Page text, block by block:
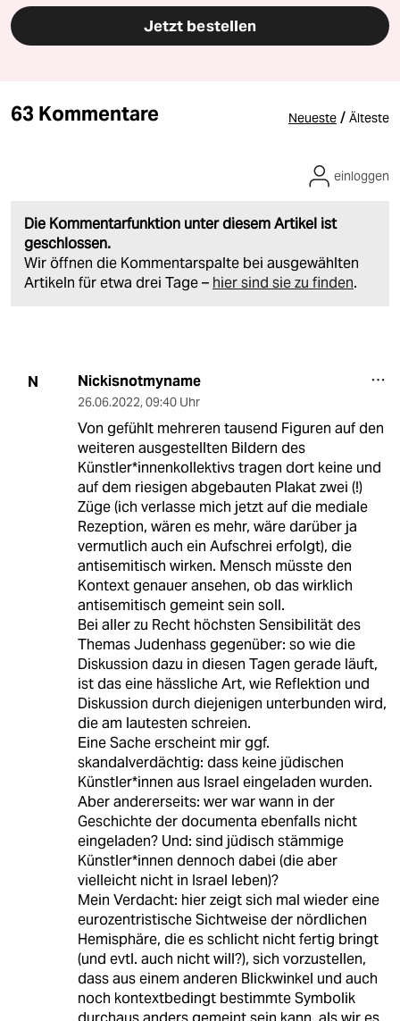
Jetzt bestellen
63 Kommentare Neueste / Älteste
Die Kommentarfunktion unter diesem Artikel ist
geschlossen.
Wir öffnen die Kommentarspalte bei ausgewählten
Artikeln für etwa drei Tage – hier sind sie zu finden.
einloggen
N Nickisnotmyname
26.06.2022, 09:40 Uhr
Von gefühlt mehreren tausend Figuren auf den
weiteren ausgestellten Bildern des
Künstler*innenkollektivs tragen dort keine und
auf dem riesigen abgebauten Plakat zwei (!)
Züge (ich verlasse mich jetzt auf die mediale
Rezeption, wären es mehr, wäre darüber ja
vermutlich auch ein Aufschrei erfolgt), die
antisemitisch wirken. Mensch müsste den
Kontext genauer ansehen, ob das wirklich
antisemitisch gemeint sein soll.
Bei aller zu Recht höchsten Sensibilität des
Themas Judenhass gegenüber: so wie die
Diskussion dazu in diesen Tagen gerade läuft,
ist das eine hässliche Art, wie Reflektion und
Diskussion durch diejenigen unterbunden wird,
die am lautesten schreien.
Eine Sache erscheint mir ggf.
skandalverdächtig: dass keine jüdischen
Künstler*innen aus Israel eingeladen wurden.
Aber andererseits: wer war wann in der
Geschichte der documenta ebenfalls nicht
eingeladen? Und: sind jüdisch stämmige
Künstler*innen dennoch dabei (die aber
vielleicht nicht in Israel leben)?
Mein Verdacht: hier zeigt sich mal wieder eine
eurozentristische Sichtweise der nördlichen
Hemisphäre, die es schlicht nicht fertig bringt
(und evtl. auch nicht will?), sich vorzustellen,
dass aus einem anderen Blickwinkel und auch
noch kontextbedingt bestimmte Symbolik